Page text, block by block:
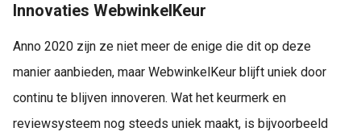
Innovaties WebwinkelKeur
Anno 2020 zijn ze niet meer de enige die dit op deze
manier aanbieden, maar WebwinkelKeur blijft uniek door
continu te blijven innoveren. Wat het keurmerk en
reviewsysteem nog steeds uniek maakt, is bijvoorbeeld